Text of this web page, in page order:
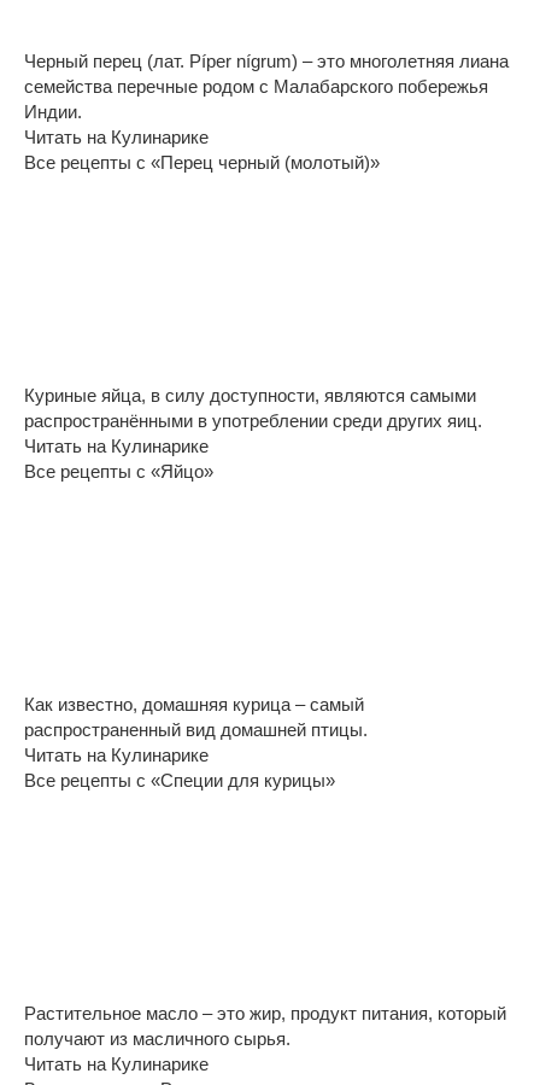
Черный перец (лат. Píper nígrum) – это многолетняя лиана
семейства перечные родом с Малабарского побережья
Индии.
Читать на Кулинарике
Все рецепты с «Перец черный (молотый)»
Куриные яйца, в силу доступности, являются самыми
распространёнными в употреблении среди других яиц.
Читать на Кулинарике
Все рецепты с «Яйцо»
Как известно, домашняя курица – самый
распространенный вид домашней птицы.
Читать на Кулинарике
Все рецепты с «Специи для курицы»
Растительное масло – это жир, продукт питания, который
получают из масличного сырья.
Читать на Кулинарике